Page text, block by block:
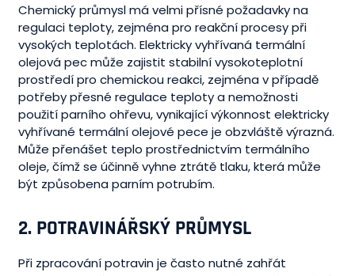
Chemický průmysl má velmi přísné požadavky na
regulaci teploty, zejména pro reakční procesy při
vysokých teplotách. Elektricky vyhřívaná termální
olejová pec může zajistit stabilní vysokoteplotní
prostředí pro chemickou reakci, zejména v případě
potřeby přesné regulace teploty a nemožnosti
použití parního ohřevu, vynikající výkonnost elektricky
vyhřívané termální olejové pece je obzvláště výrazná.
Může přenášet teplo prostřednictvím termálního
oleje, čímž se účinně vyhne ztrátě tlaku, která může
být způsobena parním potrubím.
2. POTRAVINÁŘSKÝ PRŮMYSL
Při zpracování potravin je často nutné zahřát